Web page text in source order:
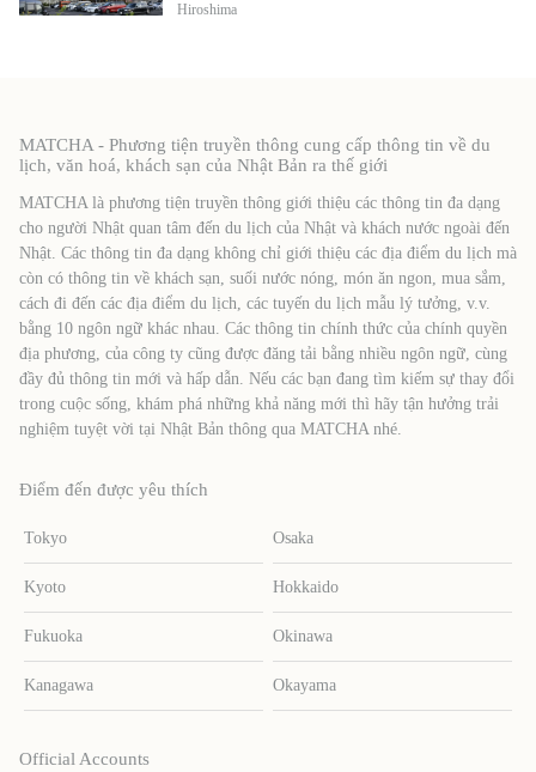
Hiroshima
MATCHA - Phương tiện truyền thông cung cấp thông tin về du
lịch, văn hoá, khách sạn của Nhật Bản ra thế giới
MATCHA là phương tiện truyền thông giới thiệu các thông tin đa dạng
cho người Nhật quan tâm đến du lịch của Nhật và khách nước ngoài đến
Nhật. Các thông tin đa dạng không chỉ giới thiệu các địa điểm du lịch mà
còn có thông tin về khách sạn, suối nước nóng, món ăn ngon, mua sắm,
cách đi đến các địa điểm du lịch, các tuyến du lịch mẫu lý tưởng, v.v.
bằng 10 ngôn ngữ khác nhau. Các thông tin chính thức của chính quyền
địa phương, của công ty cũng được đăng tải bằng nhiều ngôn ngữ, cùng
đầy đủ thông tin mới và hấp dẫn. Nếu các bạn đang tìm kiếm sự thay đổi
trong cuộc sống, khám phá những khả năng mới thì hãy tận hưởng trải
nghiệm tuyệt vời tại Nhật Bản thông qua MATCHA nhé.
Điểm đến được yêu thích
Tokyo Osaka
Kyoto Hokkaido
Fukuoka Okinawa
Kanagawa Okayama
Official Accounts